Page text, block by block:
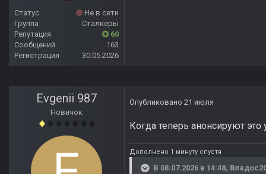
Статус
Не в сети
Группа
Сталкеры
Репутация
60
Сообщений
163
Регистрация
30.05.2026
Evgenii 987
Новичок
Опубликовано 21 июля
Когда теперь анонсируют
Дополнено 1 минуту спустя
В 08.07.2026 в 14:48,